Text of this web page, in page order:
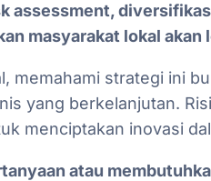
assessment,
masyarakat lokal
memahami strategi ini
yang berkelanjutan.
menciptakan inovasi
atau